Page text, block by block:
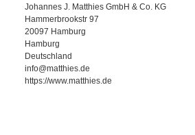
Johannes J. Matthies GmbH & Co. KG
Hammerbrookstr 97
20097 Hamburg
Hamburg
Deutschland
info@matthies.de
https://www.matthies.de